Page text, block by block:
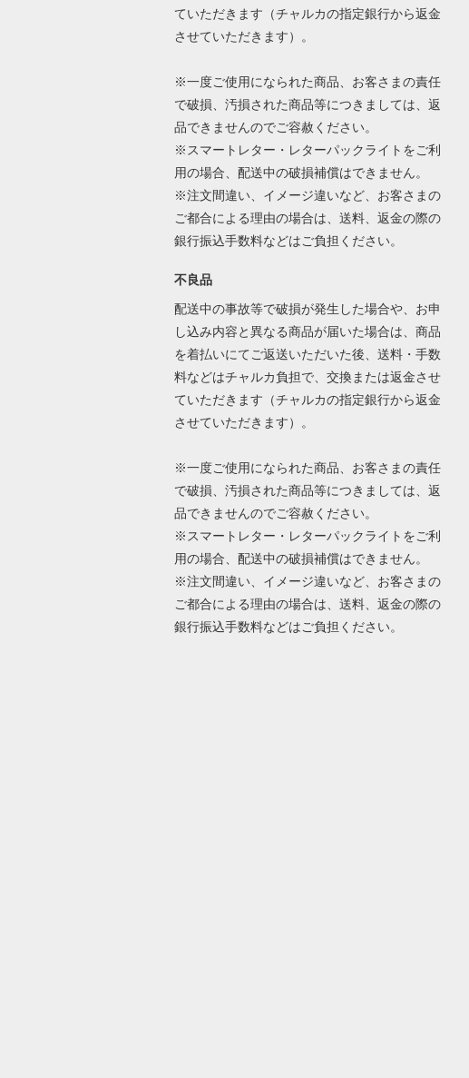
ていただきます（チャルカの指定銀行から返金
させていただきます）。
※一度ご使用になられた商品、お客さまの責任
で破損、汚損された商品等につきましては、返
品できませんのでご容赦ください。
※スマートレター・レターパックライトをご利
用の場合、配送中の破損補償はできません。
※注文間違い、イメージ違いなど、お客さまの
ご都合による理由の場合は、送料、返金の際の
銀行振込手数料などはご負担ください。
不良品
配送中の事故等で破損が発生した場合や、お申
し込み内容と異なる商品が届いた場合は、商品
を着払いにてご返送いただいた後、送料・手数
料などはチャルカ負担で、交換または返金させ
ていただきます（チャルカの指定銀行から返金
させていただきます）。
※一度ご使用になられた商品、お客さまの責任
で破損、汚損された商品等につきましては、返
品できませんのでご容赦ください。
※スマートレター・レターパックライトをご利
用の場合、配送中の破損補償はできません。
※注文間違い、イメージ違いなど、お客さまの
ご都合による理由の場合は、送料、返金の際の
銀行振込手数料などはご負担ください。